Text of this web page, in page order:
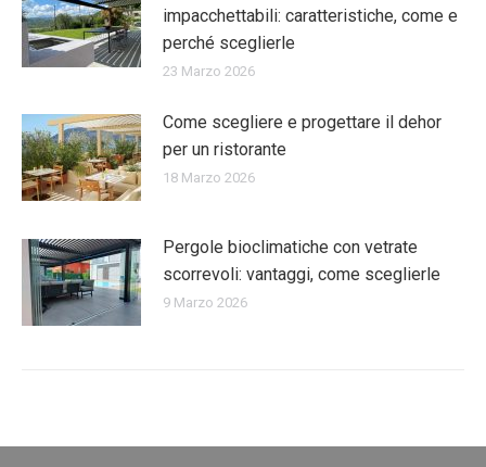
impacchettabili: caratteristiche, come e
perché sceglierle
23 Marzo 2026
Come scegliere e progettare il dehor
per un ristorante
18 Marzo 2026
Pergole bioclimatiche con vetrate
scorrevoli: vantaggi, come sceglierle
9 Marzo 2026